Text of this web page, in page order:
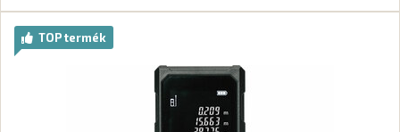
TOP termék